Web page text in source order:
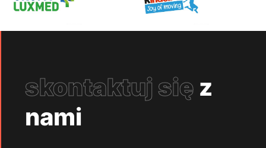
skontaktuj się z
nami